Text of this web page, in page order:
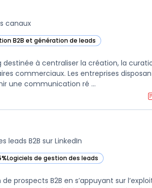
canaux
B2B et génération de leads
cette catégorie
à centraliser la création, la
commerciaux. Les entreprises
une communication ré ...
B2B sur LinkedIn
Logiciels de gestion des leads
Gojiberry AI dans cette catégorie
prospects B2B en s’appuyant sur